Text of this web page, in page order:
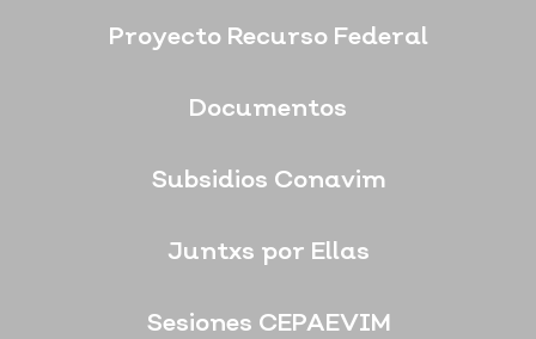
Proyecto Recurso Federal
Documentos
Subsidios Conavim
Juntxs por Ellas
Sesiones CEPAEVIM